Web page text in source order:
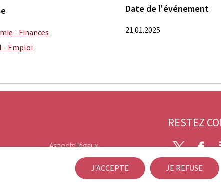
J'ACCEPTE JE REFUSE
- Finances
- Emploi
Date de l'événement
21.01.2025
Aspects légaux
Déclaration d'accessibilité
RESTEZ
Twitter